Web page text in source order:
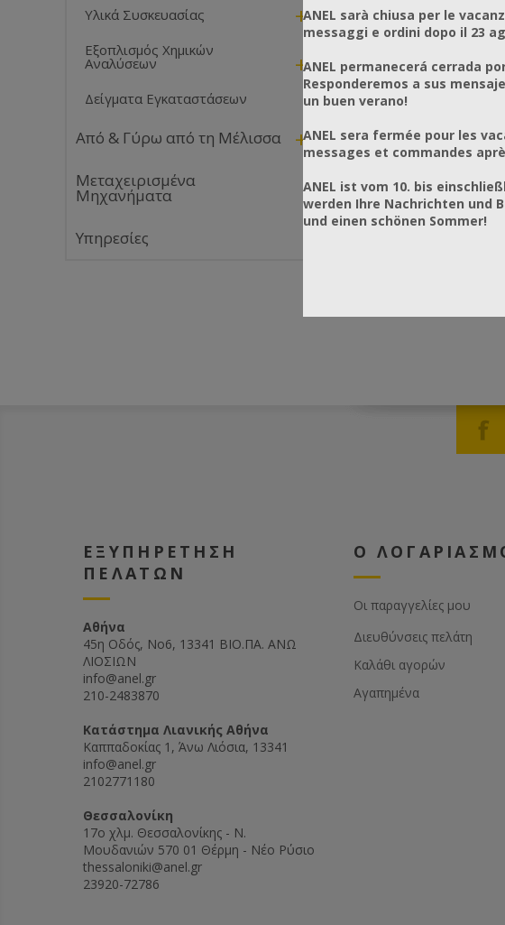
Υλικά Συσκευασίας +
Εξοπλισμός Χημικών
Αναλύσεων +
Δείγματα Εγκαταστάσεων
Από & Γύρω από τη Μέλισσα +
Μεταχειρισμένα
Μηχανήματα
Υπηρεσίες
ΕΞΥΠΗΡΕΤΗΣΗ
ΠΕΛΑΤΩΝ
Αθήνα
45η Οδός, Νο6, 13341 ΒΙΟ.ΠΑ. ΑΝΩ
ΛΙΟΣΙΩΝ
info@anel.gr
210-2483870
Kατάστημα Λιανικής Αθήνα
Καππαδοκίας 1, Άνω Λιόσια, 13341
info@anel.gr
2102771180
Θεσσαλονίκη
17ο χλμ. Θεσσαλονίκης - Ν.
Μουδανιών 570 01 Θέρμη - Νέο Ρύσιο
thessaloniki@anel.gr
23920-72786
Ο
Οι παραγγελίες μου
Διευθύνσεις πελάτη
Καλάθι αγορών
Αγαπημένα
ANEL sarà chiusa per le
messaggi e ordini dopo il 23
ANEL permanecerá cerrada
Responderemos a sus
un buen verano!
ANEL sera fermée pour les
messages et commandes
ANEL ist vom 10. bis
werden Ihre Nachrichten und
und einen schönen Sommer!